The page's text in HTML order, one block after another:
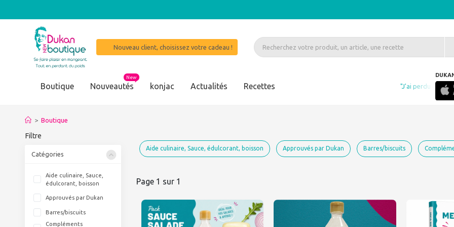
Nouveau client, choisissez votre cadeau !
Boutique Nouveautés
New
konjac Actualités Recettes "J'ai perdu en 4 mois 20 kilos et mon
> Boutique
Filtre
Catégories
Aide culinaire, Sauce,
édulcorant, boisson
Approuvés par Dukan
Barres/biscuits
Compléments
Aide culinaire, Sauce, édulcorant, boisson Approuvés par Dukan Barres/biscuits
Page 1 sur 1